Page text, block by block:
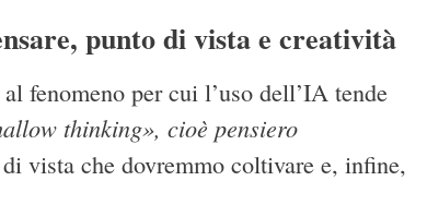
punto di vista e creatività
fenomeno per cui l’uso dell’IA tende
thinking», cioè pensiero
vista che dovremmo coltivare e, infine,